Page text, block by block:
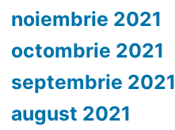
noiembrie 2021
octombrie 2021
septembrie 2021
august 2021